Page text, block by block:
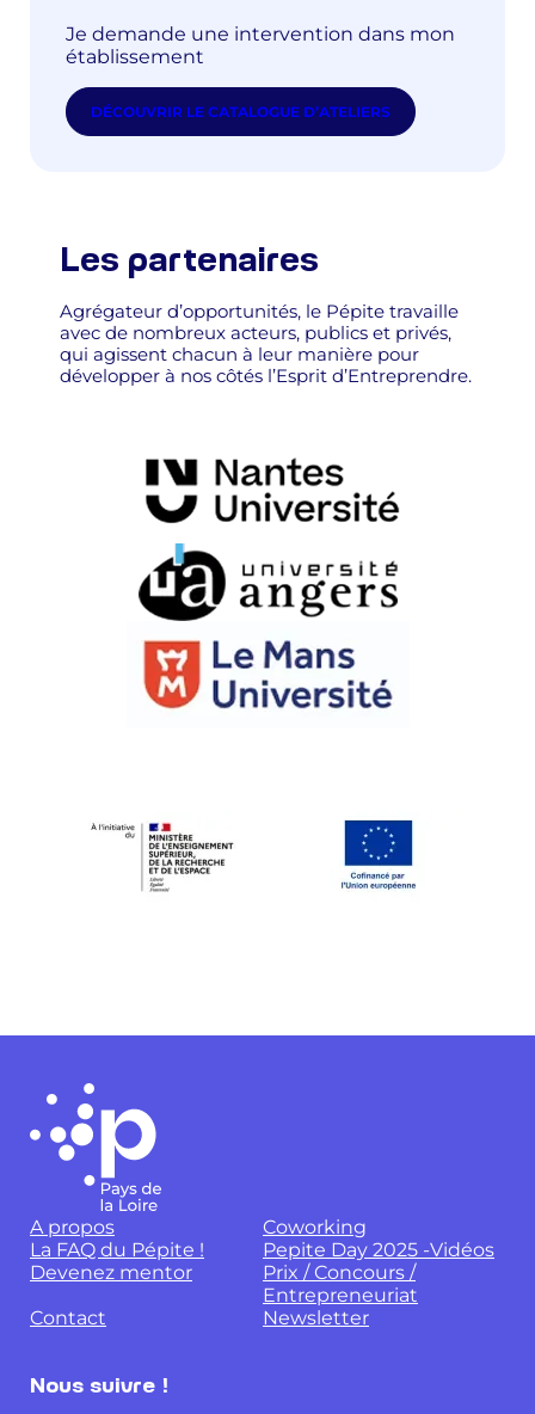
Je demande une intervention dans mon
établissement
DÉCOUVRIR LE CATALOGUE D’ATELIERS
Les partenaires
Agrégateur d’opportunités, le Pépite travaille
avec de nombreux acteurs, publics et privés,
qui agissent chacun à leur manière pour
développer à nos côtés l’Esprit d’Entreprendre.
A propos
Coworking
La FAQ du Pépite !
Pepite Day 2025 -Vidéos
Devenez mentor
Prix / Concours /
Entrepreneuriat
Contact
Newsletter
Nous suivre !